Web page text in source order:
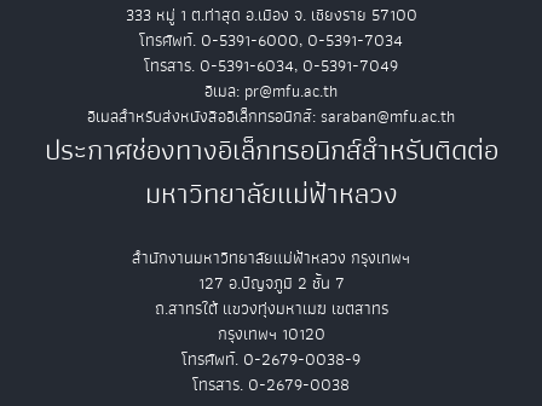
333 หมู่ 1 ต.ท่าสุด อ.เมือง จ. เชียงราย 57100
โทรศัพท์. 0-5391-6000, 0-5391-7034
โทรสาร. 0-5391-6034, 0-5391-7049
อีเมล: pr@mfu.ac.th
อีเมลสำหรับส่งหนังสืออิเล็กทรอนิกส์: saraban@mfu.ac.th
ประกาศช่องทางอิเล็กทรอนิกส์สำหรับติดต่อ
มหาวิทยาลัยแม่ฟ้าหลวง
สำนักงานมหาวิทยาลัยแม่ฟ้าหลวง กรุงเทพฯ
127 อ.ปัญจภูมิ 2 ชั้น 7
ถ.สาทรใต้ แขวงทุ่งมหาเมฆ เขตสาทร
กรุงเทพฯ 10120
โทรศัพท์. 0-2679-0038-9
โทรสาร. 0-2679-0038